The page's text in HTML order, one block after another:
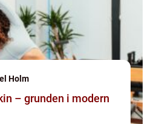
Holm
– grunden i modern